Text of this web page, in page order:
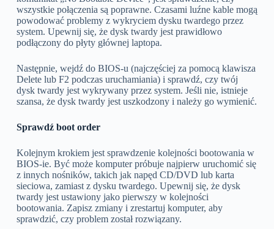
wszystkie połączenia są poprawne. Czasami luźne kable mogą
powodować problemy z wykryciem dysku twardego przez
system. Upewnij się, że dysk twardy jest prawidłowo
podłączony do płyty głównej laptopa.
Następnie, wejdź do BIOS-u (najczęściej za pomocą klawisza
Delete lub F2 podczas uruchamiania) i sprawdź, czy twój
dysk twardy jest wykrywany przez system. Jeśli nie, istnieje
szansa, że dysk twardy jest uszkodzony i należy go wymienić.
Sprawdź boot order
Kolejnym krokiem jest sprawdzenie kolejności bootowania w
BIOS-ie. Być może komputer próbuje najpierw uruchomić się
z innych nośników, takich jak napęd CD/DVD lub karta
sieciowa, zamiast z dysku twardego. Upewnij się, że dysk
twardy jest ustawiony jako pierwszy w kolejności
bootowania. Zapisz zmiany i zrestartuj komputer, aby
sprawdzić, czy problem został rozwiązany.